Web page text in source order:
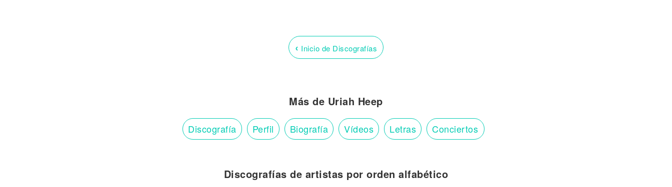
‹ Inicio de Discografías
Más de Uriah Heep
Discografía Perfil Biografía Vídeos Letras Conciertos
Discografías de artistas por orden alfabético